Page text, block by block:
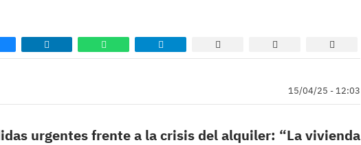
15/04/25 - 12:03
urgentes frente a la crisis del alquiler: “La vivienda